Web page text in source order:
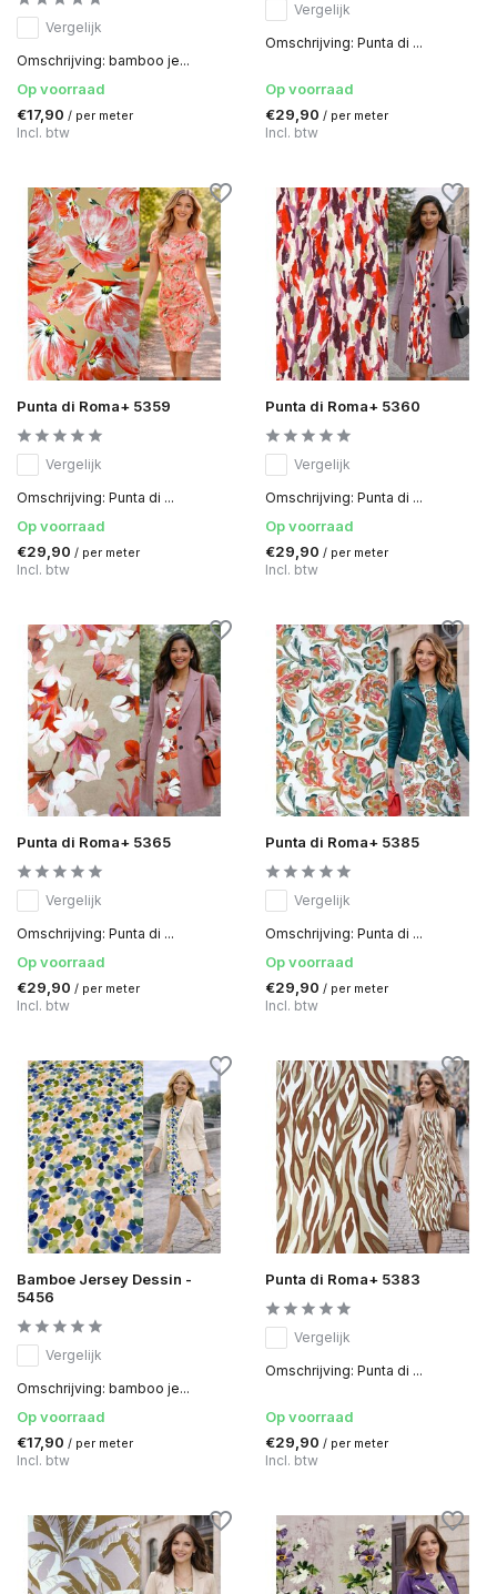
Vergelijk
Omschrijving: bamboo je...
Op voorraad
€17,90 / per meter
Incl. btw
Vergelijk
Omschrijving: Punta di ...
Op voorraad
€29,90 / per meter
Incl. btw
Punta di Roma+ 5359
Vergelijk
Omschrijving: Punta di ...
Op voorraad
€29,90 / per meter
Incl. btw
Punta di Roma+ 5360
Vergelijk
Omschrijving: Punta di ...
Op voorraad
€29,90 / per meter
Incl. btw
Punta di Roma+ 5365
Vergelijk
Omschrijving: Punta di ...
Op voorraad
€29,90 / per meter
Incl. btw
Punta di Roma+ 5385
Vergelijk
Omschrijving: Punta di ...
Op voorraad
€29,90 / per meter
Incl. btw
Bamboe Jersey Dessin -
5456
Vergelijk
Omschrijving: bamboo je...
Op voorraad
€17,90 / per meter
Incl. btw
Punta di Roma+ 5383
Vergelijk
Omschrijving: Punta di ...
Op voorraad
€29,90 / per meter
Incl. btw